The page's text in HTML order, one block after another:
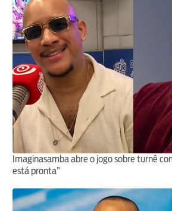
Imaginasamba abre o jogo sobre turnê
está pronta”